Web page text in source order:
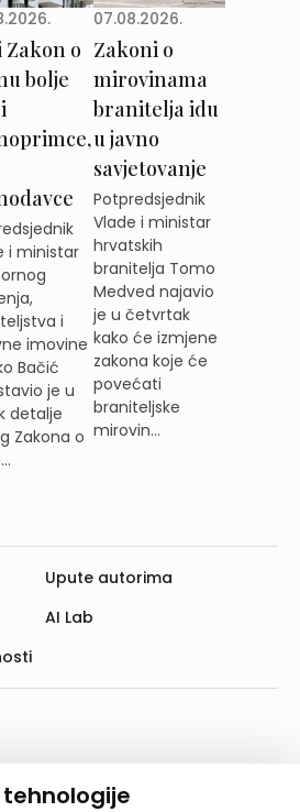
tehnologije
Zakon o
bolje
i ministar
i
imovine
Bačić
je u
detalje
Zakona o
07.08.2026.
Zakoni o
mirovinama
branitelja idu
u javno
savjetovanje
Potpredsjednik
Vlade i ministar
hrvatskih
branitelja Tomo
Medved najavio
je u četvrtak
kako će izmjene
zakona koje će
povećati
braniteljske
mirovin...
Upute autorima
AI Lab